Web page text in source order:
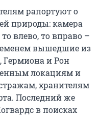
рапортуют о
природы: камера
влево, то вправо –
вышедшие из
Гермиона и Рон
локациям и
хранителям
Последний же
в поисках